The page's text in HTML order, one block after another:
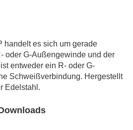
handelt es sich um gerade
oder G-Außengewinde und der
entweder ein R- oder G-
Schweißverbindung. Hergestellt
Edelstahl.